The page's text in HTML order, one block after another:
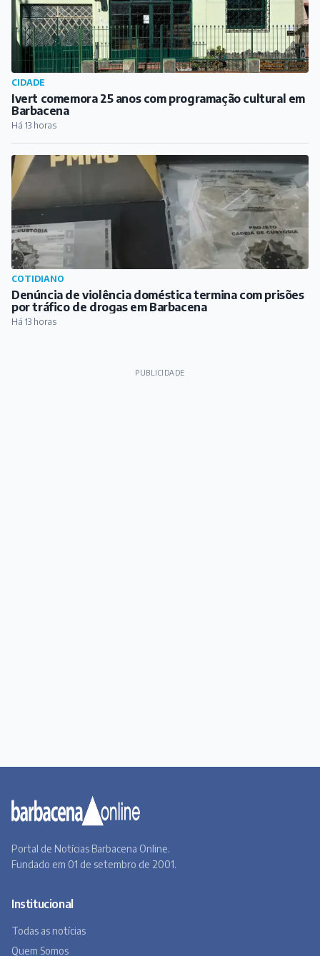
CIDADE
Ivert comemora 25 anos com programação cultural em
Barbacena
Há 13 horas
COTIDIANO
Denúncia de violência doméstica termina com prisões
por tráfico de drogas em Barbacena
Há 13 horas
PUBLICIDADE
Portal de Notícias Barbacena Online.
Fundado em 01 de setembro de 2001.
Institucional
Todas as notícias
Quem Somos